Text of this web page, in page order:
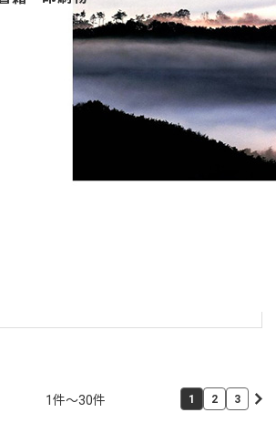
1件～30件 1 2 3